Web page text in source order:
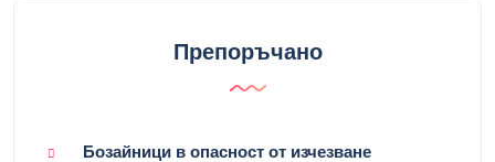
Препоръчано
Бозайници в опасност от изчезване